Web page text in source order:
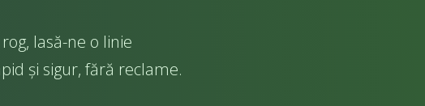
lasă-ne o linie
și sigur, fără reclame.